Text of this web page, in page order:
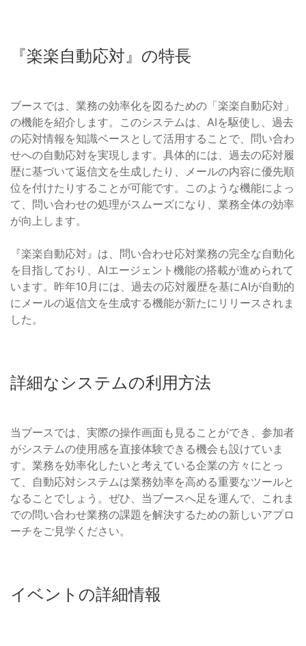
『楽楽自動応対』の特長
ブースでは、業務の効率化を図るための「楽楽自動応対」
の機能を紹介します。このシステムは、AIを駆使し、過去
の応対情報を知識ベースとして活用することで、問い合わ
せへの自動応対を実現します。具体的には、過去の応対履
歴に基づいて返信文を生成したり、メールの内容に優先順
位を付けたりすることが可能です。このような機能によっ
て、問い合わせの処理がスムーズになり、業務全体の効率
が向上します。
『楽楽自動応対』は、問い合わせ応対業務の完全な自動化
を目指しており、AIエージェント機能の搭載が進められて
います。昨年10月には、過去の応対履歴を基にAIが自動的
にメールの返信文を生成する機能が新たにリリースされま
した。
詳細なシステムの利用方法
当ブースでは、実際の操作画面も見ることができ、参加者
がシステムの使用感を直接体験できる機会も設けていま
す。業務を効率化したいと考えている企業の方々にとっ
て、自動応対システムは業務効率を高める重要なツールと
なることでしょう。ぜひ、当ブースへ足を運んで、これま
での問い合わせ業務の課題を解決するための新しいアプロ
ーチをご見学ください。
イベントの詳細情報